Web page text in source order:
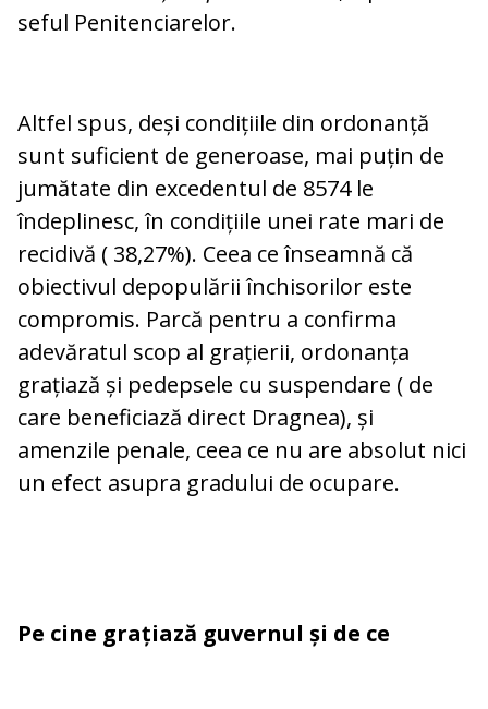
seful Penitenciarelor.
Altfel spus, deși condițiile din ordonanță
sunt suficient de generoase, mai puțin de
jumătate din excedentul de 8574 le
îndeplinesc, în condițiile unei rate mari de
recidivă ( 38,27%). Ceea ce înseamnă că
obiectivul depopulării închisorilor este
compromis. Parcă pentru a confirma
adevăratul scop al grațierii, ordonanța
grațiază și pedepsele cu suspendare ( de
care beneficiază direct Dragnea), și
amenzile penale, ceea ce nu are absolut nici
un efect asupra gradului de ocupare.
Pe cine grațiază guvernul și de ce